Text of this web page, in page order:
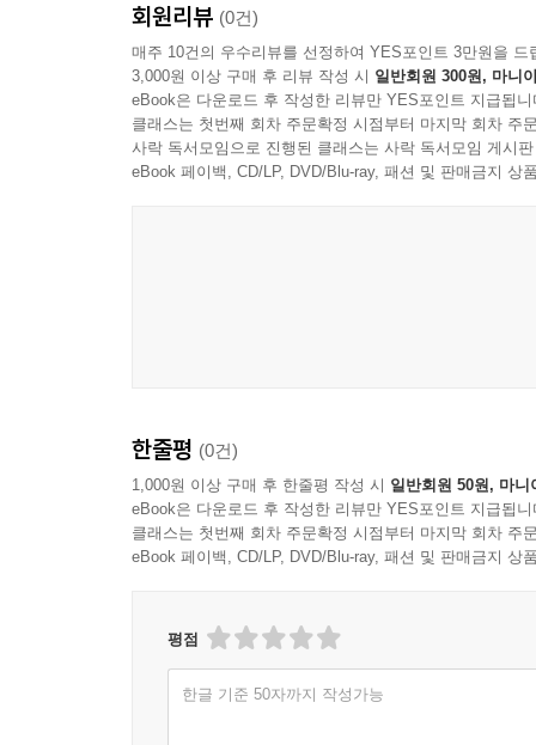
King Richard Comes to Sherwood Forest
Epilogue
회원리뷰 (0건)
매주 10건의 우수리뷰를 선정하여 YES포인트 3만원을 드
3,000원 이상 구매 후 리뷰 작성 시 일반회원 300원, 마니
eBook은 다운로드 후 작성한 리뷰만 YES포인트 지급됩니
클래스는 첫번째 회차 주문확정 시점부터 마지막 회차 주
사락 독서모임으로 진행된 클래스는 사락 독서모임 게시
eBook 페이백, CD/LP, DVD/Blu-ray, 패션 및 판매금지 상
한줄평 (0건)
1,000원 이상 구매 후 한줄평 작성 시 일반회원 50원, 마니
eBook은 다운로드 후 작성한 리뷰만 YES포인트 지급됩니
클래스는 첫번째 회차 주문확정 시점부터 마지막 회차 주
eBook 페이백, CD/LP, DVD/Blu-ray, 패션 및 판매금지 상
평점
한글 기준 50자까지 작성가능